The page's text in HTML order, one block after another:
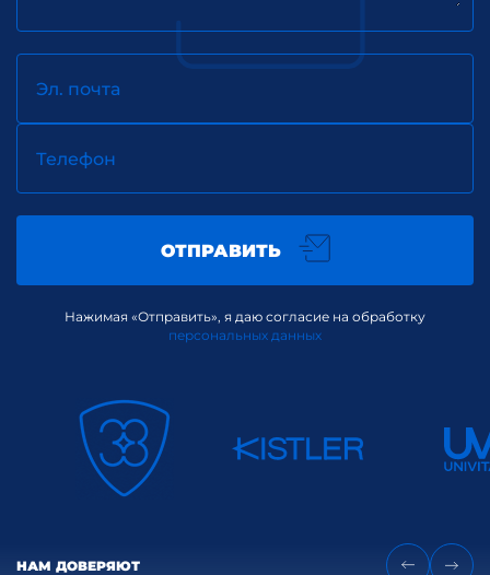
Эл. почта
Телефон
ОТПРАВИТЬ
Нажимая «Отправить», я даю согласие на обработку
персональных данных
НАМ ДОВЕРЯЮТ